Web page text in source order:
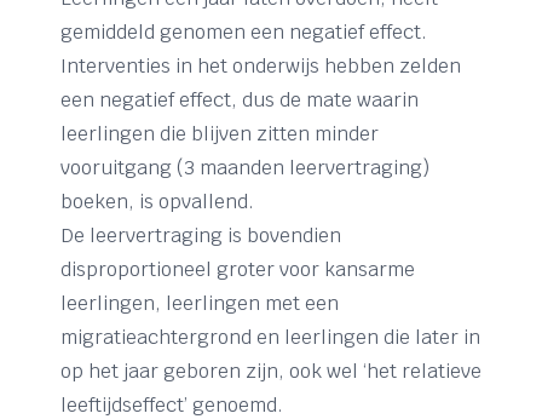
gemiddeld genomen een negatief effect.
Interventies in het onderwijs hebben zelden
een negatief effect, dus de mate waarin
leerlingen die blijven zitten minder
vooruitgang (3 maanden leervertraging)
boeken, is opvallend.
De leervertraging is bovendien
disproportioneel groter voor kansarme
leerlingen, leerlingen met een
migratieachtergrond en leerlingen die later in
op het jaar geboren zijn, ook wel ‘het relatieve
leeftijdseffect’ genoemd.